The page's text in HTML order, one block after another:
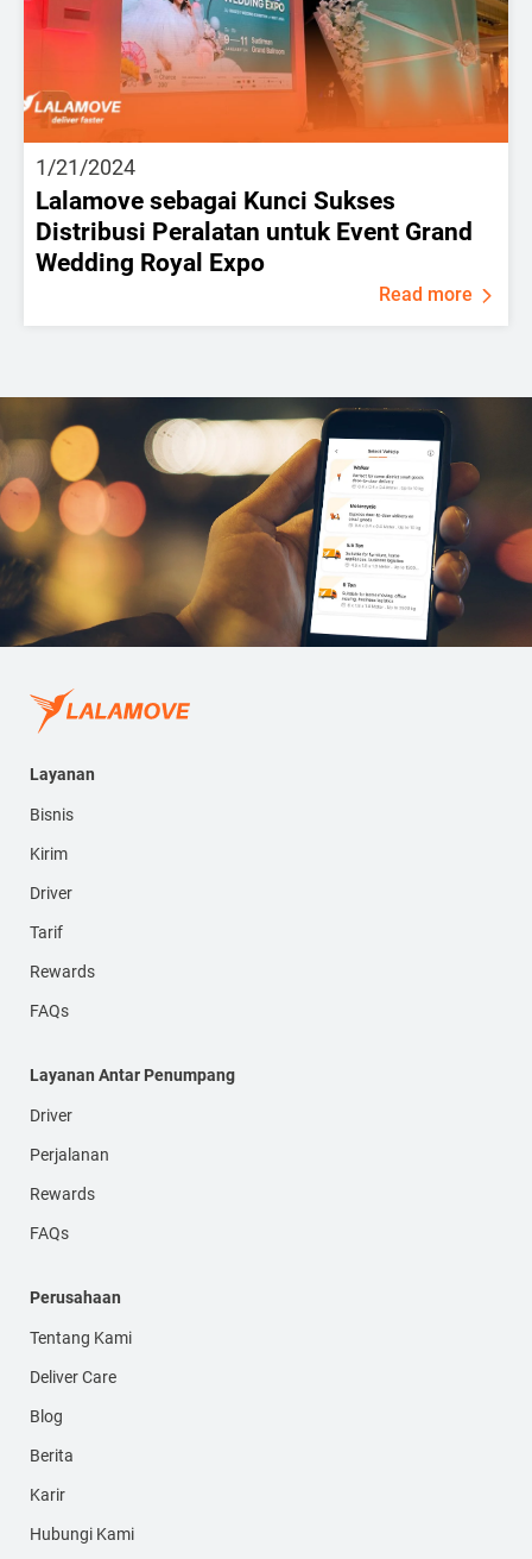
1/21/2024
Lalamove sebagai Kunci Sukses
Distribusi Peralatan untuk Event Grand
Wedding Royal Expo
Read more
Layanan
Bisnis
Kirim
Driver
Tarif
Rewards
FAQs
Layanan Antar Penumpang
Driver
Perjalanan
Rewards
FAQs
Perusahaan
Tentang Kami
Deliver Care
Blog
Berita
Karir
Hubungi Kami